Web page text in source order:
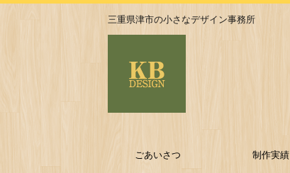
三重県津市の小さなデザイン事務所
ごあいさつ 制作実績